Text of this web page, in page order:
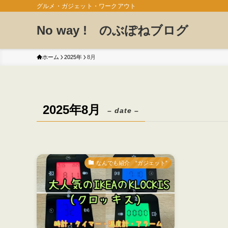
グルメ・ガジェット・ワークアウト
No way ! のぶぽねブログ
ホーム 2025年 8月
2025年8月 – date –
なんでも紹介 “ガジェット”